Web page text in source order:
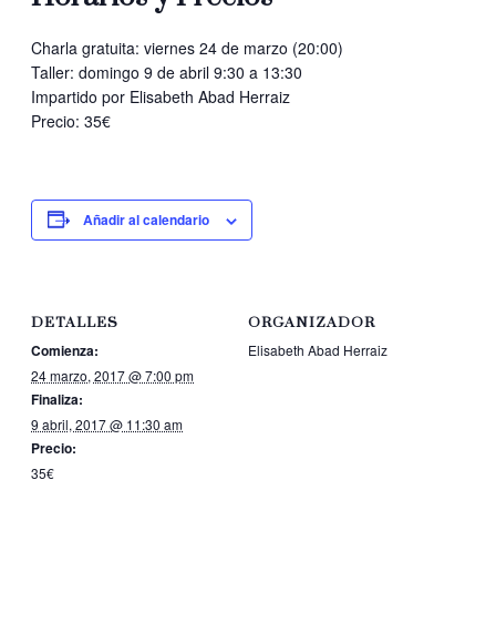
Charla gratuita: viernes 24 de marzo (20:00)
Taller: domingo 9 de abril 9:30 a 13:30
Impartido por Elisabeth Abad Herraiz
Precio: 35€
Añadir al calendario
DETALLES
Comienza:
24 marzo, 2017 @ 7:00 pm
Finaliza:
9 abril, 2017 @ 11:30 am
Precio:
35€
ORGANIZADOR
Elisabeth Abad Herraiz